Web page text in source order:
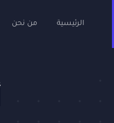
الرئيسية من نحن